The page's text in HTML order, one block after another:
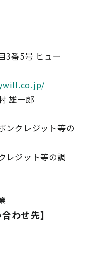
3番5号 ヒュー
雄一郎
ンクレジット等の
レジット等の調
わせ先】